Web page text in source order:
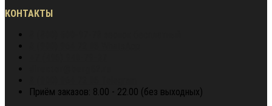
КОНТАКТЫ
Приём заказов: 8.00 - 22.00 (без выходных)